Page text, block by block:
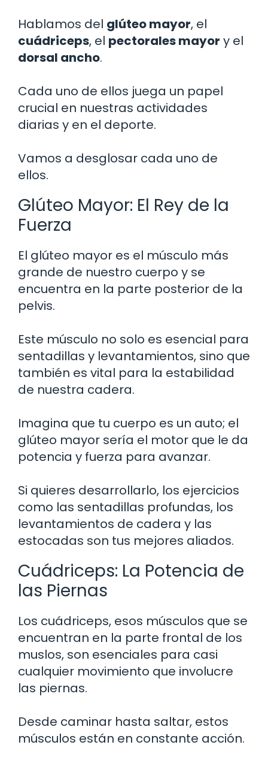
Hablamos del glúteo mayor, el
cuádriceps, el pectorales mayor y el
dorsal ancho.
Cada uno de ellos juega un papel
crucial en nuestras actividades
diarias y en el deporte.
Vamos a desglosar cada uno de
ellos.
Glúteo Mayor: El Rey de la
Fuerza
El glúteo mayor es el músculo más
grande de nuestro cuerpo y se
encuentra en la parte posterior de la
pelvis.
Este músculo no solo es esencial para
sentadillas y levantamientos, sino que
también es vital para la estabilidad
de nuestra cadera.
Imagina que tu cuerpo es un auto; el
glúteo mayor sería el motor que le da
potencia y fuerza para avanzar.
Si quieres desarrollarlo, los ejercicios
como las sentadillas profundas, los
levantamientos de cadera y las
estocadas son tus mejores aliados.
Cuádriceps: La Potencia de
las Piernas
Los cuádriceps, esos músculos que se
encuentran en la parte frontal de los
muslos, son esenciales para casi
cualquier movimiento que involucre
las piernas.
Desde caminar hasta saltar, estos
músculos están en constante acción.